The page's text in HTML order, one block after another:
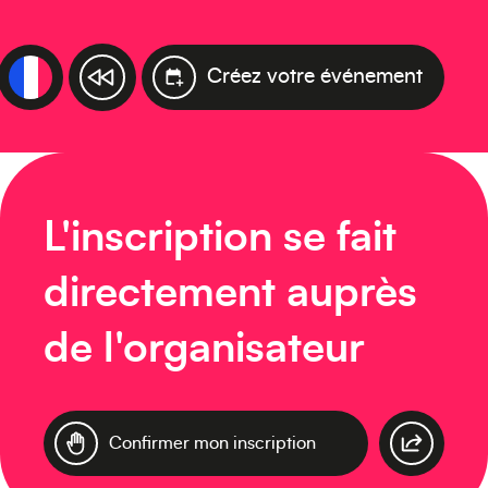
Créez votre événement
L'inscription se fait
directement auprès
de l'organisateur
Confirmer mon inscription